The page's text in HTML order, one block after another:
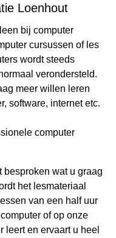
Loenhout
bij computer
cursussen of les
wordt steeds
verondersteld.
meer willen leren
software, internet etc.
computer
besproken wat u graag
het lesmateriaal
van een half uur
of op onze
leert en ervaart u heel